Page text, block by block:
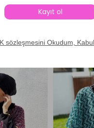
Benzer Ürünler